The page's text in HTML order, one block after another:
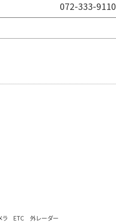
072-333-9110
メラ ETC 外レーダー